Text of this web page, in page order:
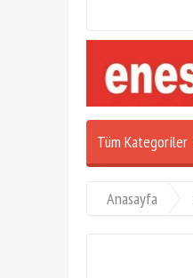
Tüm Kategoriler
Anasayfa